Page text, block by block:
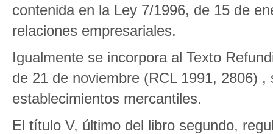
contenida en la Ley 7/1996, de 15 de
relaciones empresariales.
Igualmente se incorpora al Texto
de 21 de noviembre (RCL 1991, 2806)
establecimientos mercantiles.
El título V, último del libro segundo,